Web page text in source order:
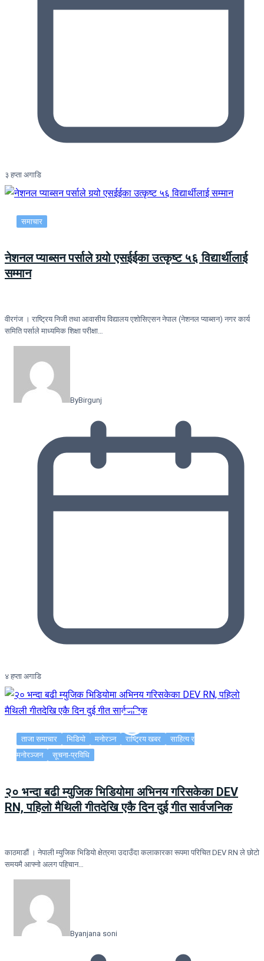
३ हप्ता अगाडि
समाचार
नेशनल प्याब्सन पर्साले गर्‍यो एसईईका उत्कृष्ट ५६ विद्यार्थीलाई
सम्मान
वीरगंज । राष्ट्रिय निजी तथा आवासीय विद्यालय एशोसिएसन नेपाल (नेशनल प्याब्सन) नगर कार्य
समिति पर्साले माध्यमिक शिक्षा परीक्षा…
ByBirgunj
४ हप्ता अगाडि
ताजा समाचार भिडियो मनोरञ्न राष्ट्रिय खबर
साहित्य र
मनोरञ्जन
सूचना-प्रविधि
२० भन्दा बढी म्युजिक भिडियोमा अभिनय गरिसकेका DEV
RN, पहिलो मैथिली गीतदेखि एकै दिन दुई गीत सार्वजनिक
काठमाडौं । नेपाली म्युजिक भिडियो क्षेत्रमा उदाउँदा कलाकारका रूपमा परिचित DEV RN ले छोटो
समयमै आफ्नो अलग पहिचान…
Byanjana soni